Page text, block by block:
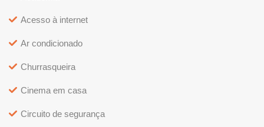
Acesso à internet
Ar condicionado
Churrasqueira
Cinema em casa
Circuito de segurança